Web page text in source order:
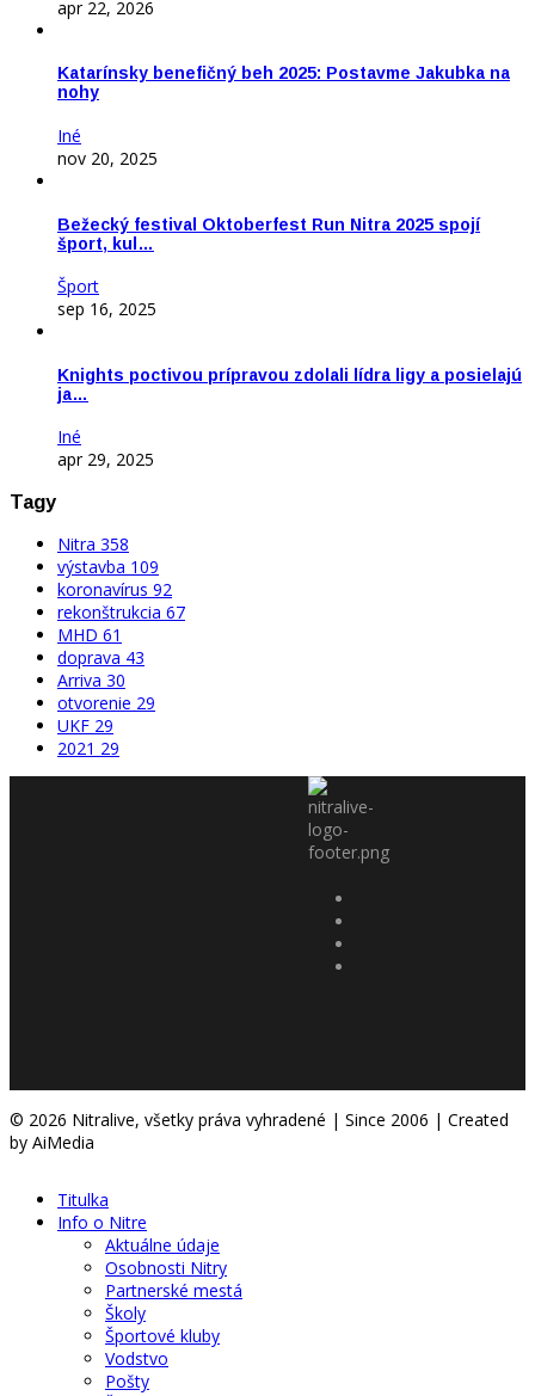
apr 22, 2026
Katarínsky benefičný beh 2025: Postavme Jakubka na
nohy
Iné
nov 20, 2025
Bežecký festival Oktoberfest Run Nitra 2025 spojí
šport, kul…
Šport
sep 16, 2025
Knights poctivou prípravou zdolali lídra ligy a posielajú
ja…
Iné
apr 29, 2025
Tagy
Nitra 358
výstavba 109
koronavírus 92
rekonštrukcia 67
MHD 61
doprava 43
Arriva 30
otvorenie 29
UKF 29
2021 29
© 2026 Nitralive, všetky práva vyhradené | Since 2006 | Created
by AiMedia
Titulka
Info o Nitre
Aktuálne údaje
Osobnosti Nitry
Partnerské mestá
Školy
Športové kluby
Vodstvo
Pošty